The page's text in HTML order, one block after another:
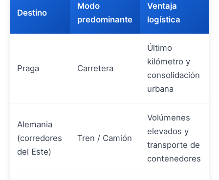
Destino
Modo
predominante
Ventaja
logística
Praga Carretera
Último
kilómetro y
consolidación
urbana
Alemania
(corredores
del Este)
Tren / Camión
Volúmenes
elevados y
transporte de
contenedores